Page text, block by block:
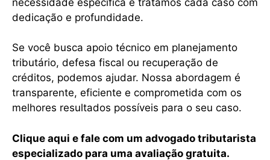
dedicação e profundidade.
Se você busca apoio técnico em planejamento
tributário, defesa fiscal ou recuperação de
créditos, podemos ajudar. Nossa abordagem é
transparente, eficiente e comprometida com os
melhores resultados possíveis para o seu caso.
Clique aqui e fale com um advogado tributarista
especializado para uma avaliação gratuita.